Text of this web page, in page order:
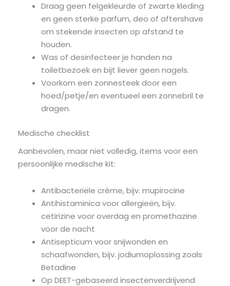
Draag geen felgekleurde of zwarte kleding
en geen sterke parfum, deo of aftershave
om stekende insecten op afstand te
houden.
Was of desinfecteer je handen na
toiletbezoek en bijt liever geen nagels.
Voorkom een zonnesteek door een
hoed/petje/en eventueel een zonnebril te
dragen.
Medische checklist
Aanbevolen, maar niet volledig, items voor een
persoonlijke medische kit:
Antibacteriële crème, bijv. mupirocine
Antihistaminica voor allergieën, bijv.
cetirizine voor overdag en promethazine
voor de nacht
Antisepticum voor snijwonden en
schaafwonden, bijv. jodiumoplossing zoals
Betadine
Op DEET-gebaseerd insectenverdrijvend